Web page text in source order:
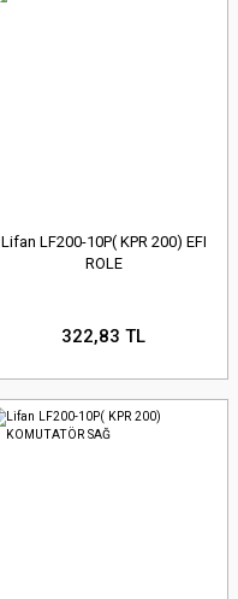
Lifan LF200-10P( KPR 200) EFI
ROLE
322,83 TL